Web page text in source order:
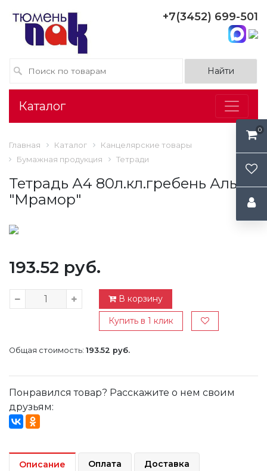
0
+7(3452) 699-501
Каталог
Главная Каталог
Канцелярские товары
Бумажная продукция
Тетради
Тетрадь А4 80л.кл.гребень Альт,
"Мрамор"
193.52 руб.
В корзину
Купить в 1 клик
Общая стоимость: 193.52 руб.
Понравился товар? Расскажите о нем своим
друзьям:
Описание Оплата Доставка